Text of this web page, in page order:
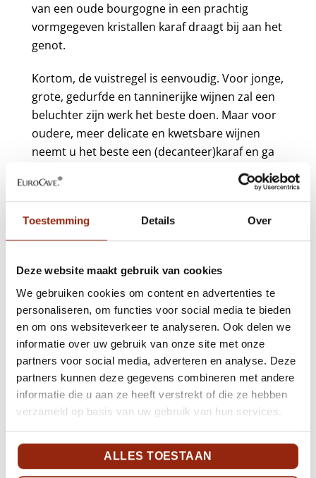
Toestemming Details Over
Deze website maakt gebruik van cookies
We gebruiken cookies om content en advertenties te
personaliseren, om functies voor social media te bieden
en om ons websiteverkeer te analyseren. Ook delen we
informatie over uw gebruik van onze site met onze
partners voor social media, adverteren en analyse. Deze
partners kunnen deze gegevens combineren met andere
informatie die u aan ze heeft verstrekt of die ze hebben
verzameld op basis van uw gebruik van hun services.
ALLES TOESTAAN
van een oude bourgogne in een prachtig
vormgegeven kristallen karaf draagt bij aan het
genot.
Kortom, de vuistregel is eenvoudig. Voor jonge,
grote, gedurfde en tanninerijke wijnen zal een
beluchter zijn werk het beste doen. Maar voor
oudere, meer delicate en kwetsbare wijnen
neemt u het beste een (decanteer)karaf en ga
voorzichtig te werk, want die wijnen hebben
misschien wat extra zorg nodig.
Pro tip: voor jonge wijnen die heel veel
zuurstof nodig hebben, gebruik zowel een
belucht twee keer. Geloof ons, het werkt
echt.
Door Marshall Tilden III / @WineEnthusiast /
Foto’s door Getty
BEKIJK ONZE
PRODUCTEN